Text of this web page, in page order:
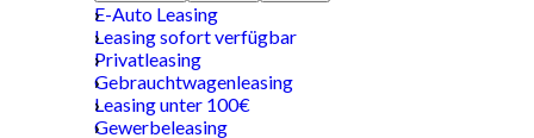
E-Auto Leasing
Leasing sofort verfügbar
Privatleasing
Gebrauchtwagenleasing
Leasing unter 100€
Gewerbeleasing